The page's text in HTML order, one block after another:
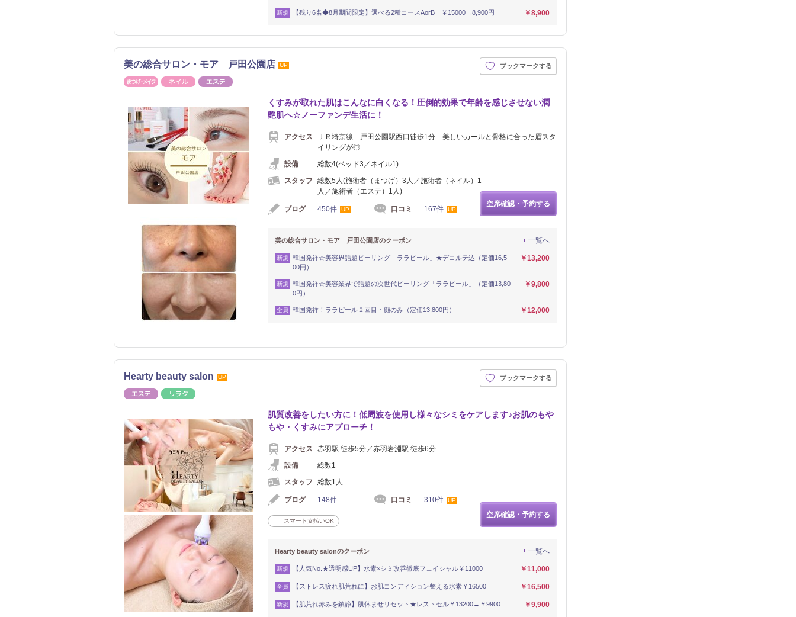
新規 【残り6名◆8月期間限定】選べる2種コースAorB ￥15000→8,900円 ￥8,900
美の総合サロン・モア 戸田公園店 UP
まつげ・メイクネイル
ブックマークする
くすみが取れた肌はこんなに白くなる！圧倒的効果で年齢を感じさせない潤
艶肌へ☆ノーファンデ生活に！
アクセス
ＪＲ埼京線 戸田公園駅西口徒歩1分 美しいカールと骨格に合った眉スタ
イリングが◎
設備
総数4(ベッド3／ネイル1)
スタッフ
総数5人(施術者（まつげ）3人／施術者（ネイル）1
人／施術者（エステ）1人)
ブログ 450件 UP 口コミ 167件 UP
空席確認・予約する
一覧へ
美の総合サロン・モア 戸田公園店のクーポン
新規
韓国発祥☆美容界話題ピーリング「ララピール」★デコルテ込（定価16,5
00円）
￥13,200
新規
韓国発祥☆美容業界で話題の次世代ピーリング「ララピール」（定価13,80
0円）
￥9,800
全員 韓国発祥！ララピール２回目・顔のみ（定価13,800円） ￥12,000
Hearty beauty salon UP
エステ
ブックマークする
肌質改善をしたい方に！低周波を使用し様々なシミをケアします♪お肌のもや
もや・くすみにアプローチ！
アクセス
赤羽駅 徒歩5分／赤羽岩淵駅 徒歩6分
設備
総数1
スタッフ
総数1人
ブログ 148件 口コミ 310件 UP
スマート支払いOK
空席確認・予約する
一覧へ
Hearty beauty salonのクーポン
新規 【人気No.★透明感UP】水素×シミ改善徹底フェイシャル￥11000 ￥11,000
全員 【ストレス疲れ肌荒れに】お肌コンディション整える水素￥16500 ￥16,500
新規 【肌荒れ赤みを鎮静】肌休ませリセット★レストセル￥13200→￥9900 ￥9,900